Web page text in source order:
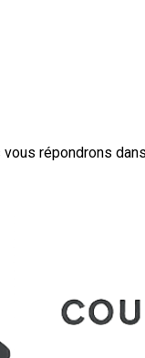
répondrons